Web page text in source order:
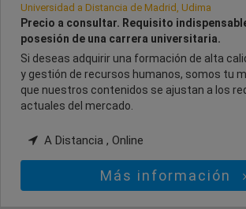
Universidad a Distancia de Madrid, Udima
Precio a consultar. Requisito
posesión de una carrera universitaria.
Si deseas adquirir una formación de alta
y gestión de recursos humanos, somos tu
que nuestros contenidos se ajustan a los
actuales del mercado.
A Distancia , Online
Más información